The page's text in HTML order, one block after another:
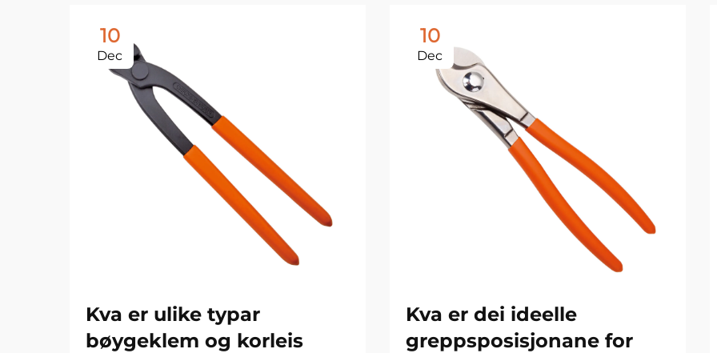
10
Dec
Kva er ulike typar
bøygeklem og korleis
10
Dec
Kva er dei ideelle
greppsposisjonane for